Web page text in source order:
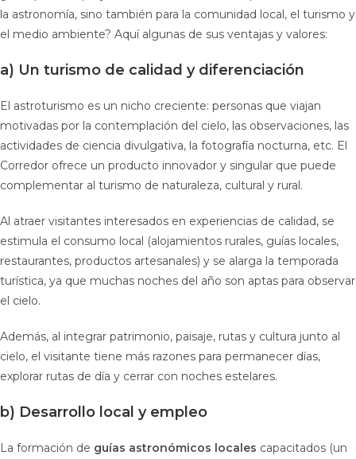
la astronomía, sino también para la comunidad local, el turismo y
el medio ambiente? Aquí algunas de sus ventajas y valores:
a) Un turismo de calidad y diferenciación
El astroturismo es un nicho creciente: personas que viajan
motivadas por la contemplación del cielo, las observaciones, las
actividades de ciencia divulgativa, la fotografía nocturna, etc. El
Corredor ofrece un producto innovador y singular que puede
complementar al turismo de naturaleza, cultural y rural.
Al atraer visitantes interesados en experiencias de calidad, se
estimula el consumo local (alojamientos rurales, guías locales,
restaurantes, productos artesanales) y se alarga la temporada
turística, ya que muchas noches del año son aptas para observar
el cielo.
Además, al integrar patrimonio, paisaje, rutas y cultura junto al
cielo, el visitante tiene más razones para permanecer días,
explorar rutas de día y cerrar con noches estelares.
b) Desarrollo local y empleo
La formación de guías astronómicos locales capacitados (un